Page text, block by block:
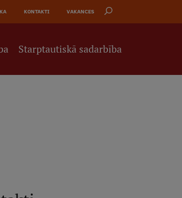
KONTAKTI VAKANCES
Starptautiskā sadarbība